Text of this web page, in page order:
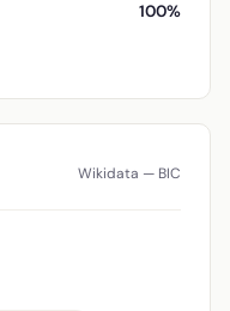
100%
Wikidata — BIC